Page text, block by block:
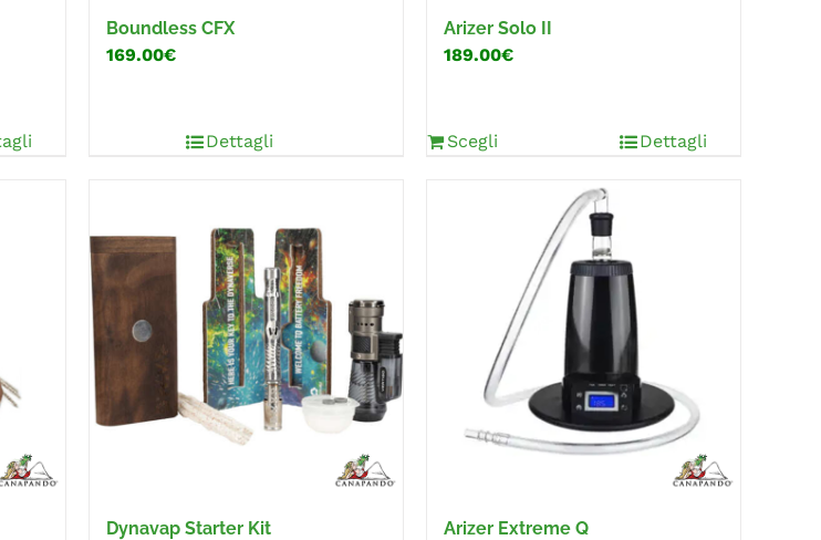
Boundless CFX
169.00€
Dettagli
Arizer Solo II
189.00€
Scegli Dettagli
Dynavap Starter Kit
Arizer Extreme Q